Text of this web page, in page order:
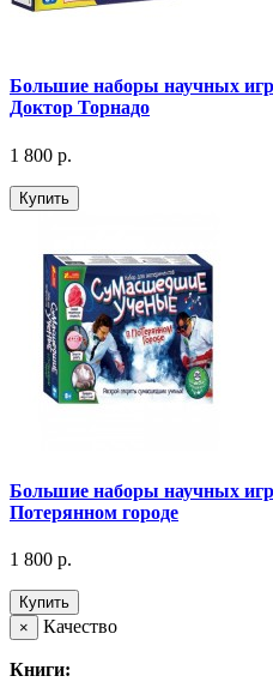
Большие наборы научных
Доктор Торнадо
1 800 р.
Купить
Большие наборы научных
Потерянном городе
1 800 р.
Купить
×
Качество
Книги: